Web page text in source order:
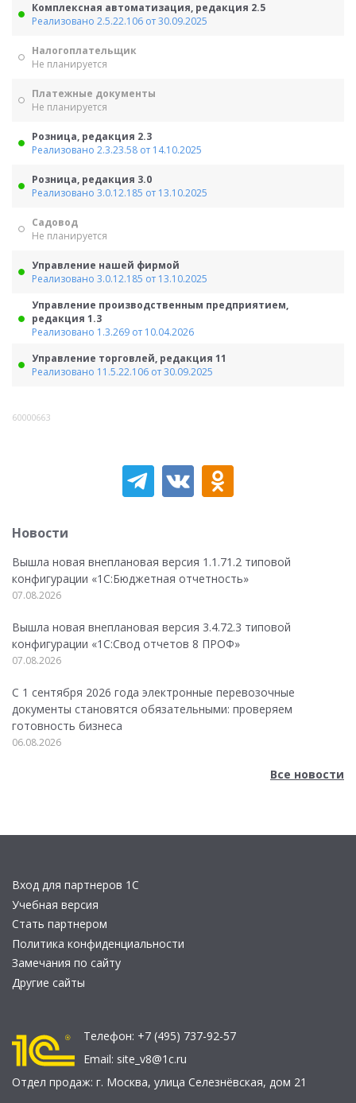
Комплексная автоматизация, редакция 2.5
Реализовано 2.5.22.106 от 30.09.2025
Налогоплательщик
Не планируется
Платежные документы
Не планируется
Розница, редакция 2.3
Реализовано 2.3.23.58 от 14.10.2025
Розница, редакция 3.0
Реализовано 3.0.12.185 от 13.10.2025
Садовод
Не планируется
Управление нашей фирмой
Реализовано 3.0.12.185 от 13.10.2025
Управление производственным предприятием,
редакция 1.3
Реализовано 1.3.269 от 10.04.2026
Управление торговлей, редакция 11
Реализовано 11.5.22.106 от 30.09.2025
60000663
Новости
Вышла новая внеплановая версия 1.1.71.2 типовой
конфигурации «1C:Бюджетная отчетность»
07.08.2026
Вышла новая внеплановая версия 3.4.72.3 типовой
конфигурации «1C:Свод отчетов 8 ПРОФ»
07.08.2026
С 1 сентября 2026 года электронные перевозочные
документы становятся обязательными: проверяем
готовность бизнеса
06.08.2026
Все новости
Вход для партнеров 1С
Учебная версия
Стать партнером
Политика конфиденциальности
Замечания по сайту
Другие сайты
Телефон: +7 (495) 737-92-57
Email: site_v8@1c.ru
Отдел продаж: г. Москва, улица Селезнёвская, дом 21